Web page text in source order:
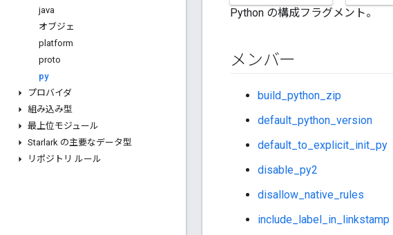
java
オブジェ
platform
proto
py
プロバイダ
組み込み型
最上位モジュール
Starlark の主要なデータ型
リポジトリ ルール
Python の構成フラグメント。
メンバー
build_python_zip
default_python_version
default_to_explicit_init_py
disable_py2
disallow_native_rules
include_label_in_linkstamp